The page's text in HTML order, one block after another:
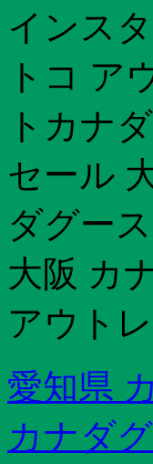
インス
トコ ア
トカナ
セール
ダグー
大阪 カ
アウト
愛知県
カナダ